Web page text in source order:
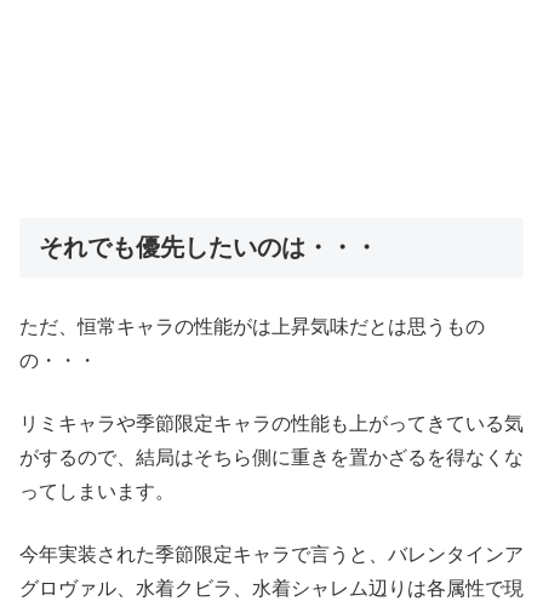
それでも優先したいのは・・・
ただ、恒常キャラの性能がは上昇気味だとは思うもの
の・・・
リミキャラや季節限定キャラの性能も上がってきている気
がするので、結局はそちら側に重きを置かざるを得なくな
ってしまいます。
今年実装された季節限定キャラで言うと、バレンタインア
グロヴァル、水着クビラ、水着シャレム辺りは各属性で現